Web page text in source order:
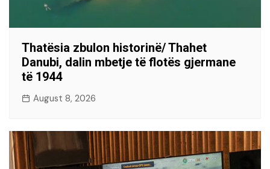
Thatësia zbulon historinë/ Thahet
Danubi, dalin mbetje të flotës gjermane
të 1944
August 8, 2026